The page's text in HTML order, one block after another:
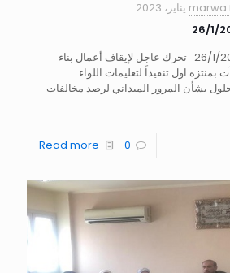
marwa
نشرة أخبار اليوم 26/1/2023 تحرك عاجل لإيقاف أعمال بناء
اول تنفيذاً لتعليمات اللواء
بشأن المرور الميداني لرصد مخالفات
0
Read more